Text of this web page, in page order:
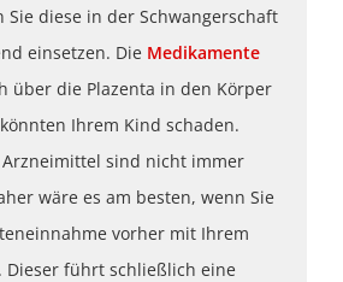
Sie diese in der Schwangerschaft
einsetzen. Die Medikamente
über die Plazenta in den Körper
Ihrem Kind schaden.
sind nicht immer
wäre es am besten, wenn Sie
vorher mit Ihrem
Dieser führt schließlich eine